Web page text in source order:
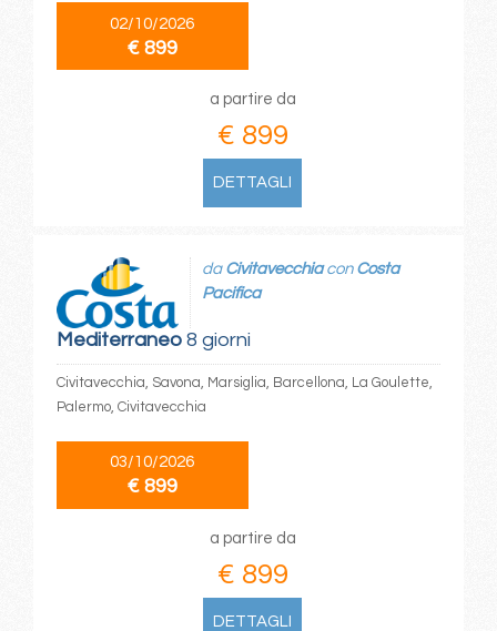
02/10/2026
€ 899
a partire da
€ 899
DETTAGLI
Mediterraneo8 giorni
da Civitavecchiacon Costa
Pacifica
Civitavecchia, Savona, Marsiglia, Barcellona, La Goulette,
Palermo, Civitavecchia
03/10/2026
€ 899
a partire da
€ 899
DETTAGLI